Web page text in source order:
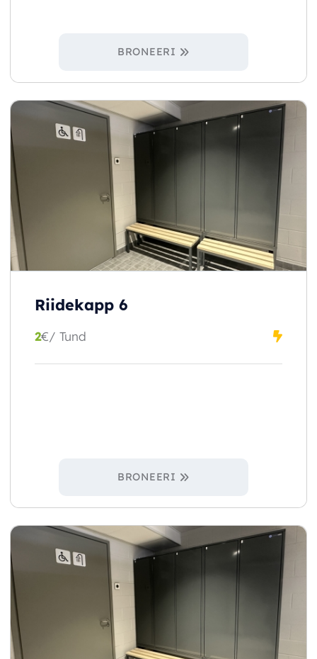
BRONEERI
Riidekapp 6
2€/ Tund
BRONEERI